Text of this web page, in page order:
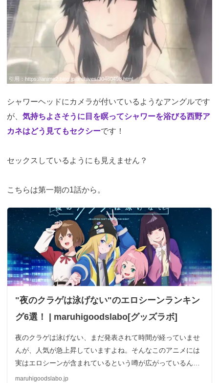
引用： https://anime2.blog.jp/archives/30460498.html
シャワーヘッドにカメラが付いているようなアングルです
が、 気持ちよさそうに目を瞑ってシャワーを浴びる西野ア
カネはどう見てもセクシーです！
セックスしているようにも見えません？
こちらは第一期の1話から。
"夜のクラゲは泳げない"のエロシーンランキン
グ6選！ | maruhigoodslabo[グッズラボ]
夜のクラゲは泳げない、まだ発表されて時間が経っていませ
んが、人気が急上昇していますよね。そんなこのアニメには
実はエロシーンが含まれているという噂が広がっているんで
す。気になっている人は多いはずなので、夜のクラゲは泳げ
maruhigoodslabo.jp